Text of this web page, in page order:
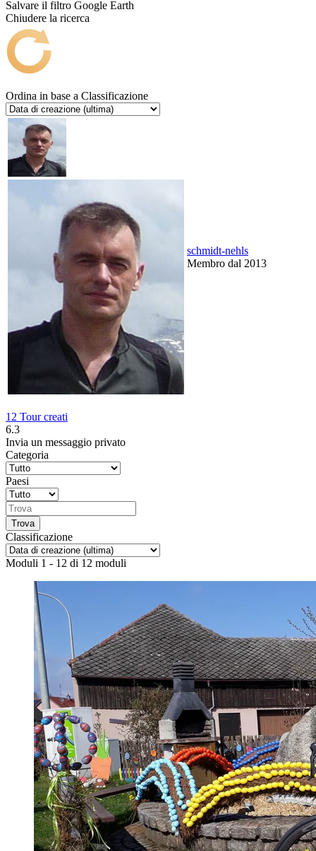
Salvare il filtro Google Earth
Chiudere la ricerca
Ordina in base a Classificazione
schmidt-nehls
Membro dal 2013
12 Tour creati
6.3
Invia un messaggio privato
Categoria
Paesi
Classificazione
Moduli 1 - 12 di 12 moduli